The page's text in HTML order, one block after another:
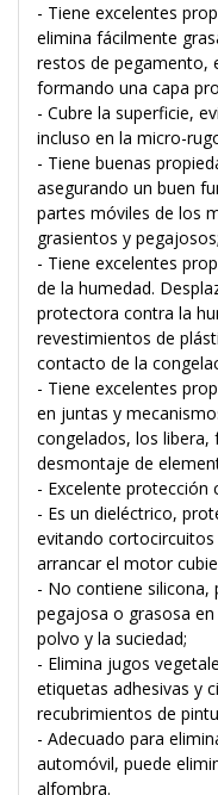
- Tiene excelentes
elimina fácilmente
restos de pegamento,
formando una capa
- Cubre la superficie,
incluso en la micro-
- Tiene buenas
asegurando un buen
partes móviles de los
grasientos y pegajosos;
- Tiene excelentes
de la humedad.
protectora contra la
revestimientos de
contacto de la
- Tiene excelentes
en juntas y
congelados, los libera,
desmontaje de
- Excelente protección
- Es un dieléctrico,
evitando
arrancar el motor
- No contiene silicona,
pegajosa o grasosa
polvo y la suciedad;
- Elimina jugos
etiquetas adhesivas y
recubrimientos de
- Adecuado para
automóvil, puede
alfombra.